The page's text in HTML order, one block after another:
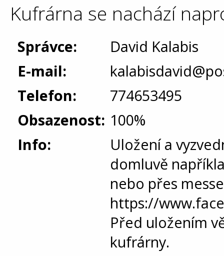
Kufrárna se nachází
Správce:
David Kalabis
E-mail:
Telefon:
774653495
Obsazenost: 100%
Info:
Uložení a
domluvě
nebo přes
https://
Před uložením
kufrárny.